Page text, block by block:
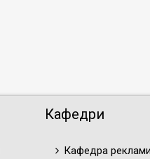
Кафедри
Кафедра реклами